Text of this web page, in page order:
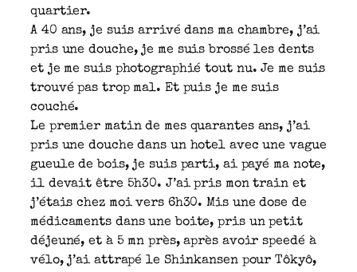
quartier.
A 40 ans, je suis arrivé dans ma chambre, j’ai
pris une douche, je me suis brossé les dents
et je me suis photographié tout nu. Je me suis
trouvé pas trop mal. Et puis je me suis
couché.
Le premier matin de mes quarantes ans, j’ai
pris une douche dans un hotel avec une vague
gueule de bois, je suis parti, ai payé ma note,
il devait être 5h30. J’ai pris mon train et
j’étais chez moi vers 6h30. Mis une dose de
médicaments dans une boite, pris un petit
déjeuné, et à 5 mn près, après avoir speedé à
vélo, j’ai attrapé le Shinkansen pour Tôkyô,